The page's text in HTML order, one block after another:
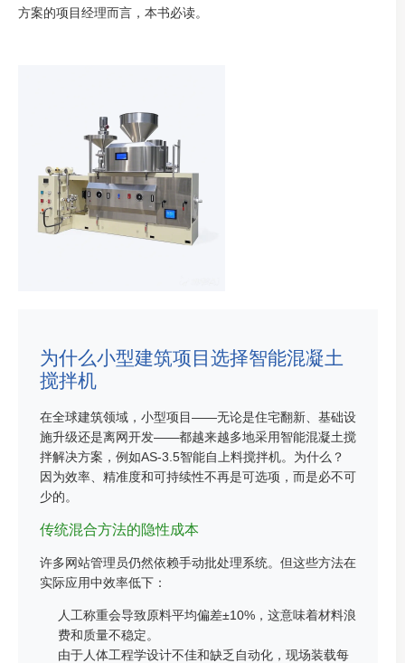
方案的项目经理而言，本书必读。
为什么小型建筑项目选择智能混凝土
搅拌机
在全球建筑领域，小型项目——无论是住宅翻新、基础设
施升级还是离网开发——都越来越多地采用智能混凝土搅
拌解决方案，例如AS-3.5智能自上料搅拌机。为什么？
因为效率、精准度和可持​​续性不再是可选项，而是必不可
少的。
传统混合方法的隐性成本
许多网站管理员仍然依赖手动批处理系统。但这些方法在
实际应用中效率低下：
人工称重会导致原料平均偏差±10%，这意味着材料浪
费和质量不稳定。
由于人体工程学设计不佳和缺乏自动化，现场装载每